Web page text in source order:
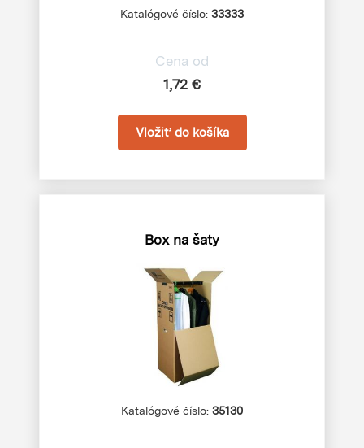
Katalógové číslo: 33333
Cena od
1,72 €
Box na šaty
Katalógové číslo: 35130